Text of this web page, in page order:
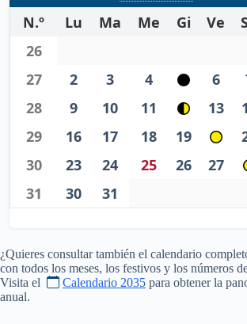
N.º Lu Ma Me Gi Ve
26
27
2 3 4 6
28
9 10 11 13
29
16 17 18 19
30
23 24 25 26 27
31
30 31
¿Quieres consultar también el calendario
con todos los meses, los festivos y los números
Visita el
Calendario 2035 para obtener la
anual.